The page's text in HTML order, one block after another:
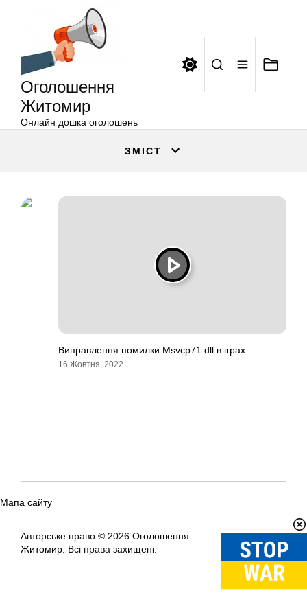
Оголошення
Житомир
Онлайн дошка оголошень
ЗМІСТ
Виправлення помилки Msvcp71.dll в іграх
16 Жовтня, 2022
Мапа сайту
Авторське право © 2026 Оголошення
Житомир. Всі права захищені.
Вгору↑